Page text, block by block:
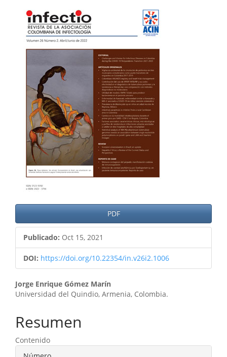
Barra
lateral
del
PDF
Publicado: Oct 15, 2021
DOI: https://doi.org/10.22354/in.v26i2.1006
Contenido
principal
del
artículo
Jorge Enrique Gómez Marín
Universidad del Quindio, Armenia, Colombia.
Resumen
Contenido